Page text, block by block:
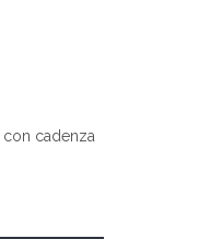
con cadenza